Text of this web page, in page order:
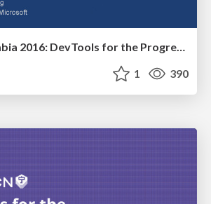
JSCONF Columbia 2016: DevTools for the Progressive Web
1 390